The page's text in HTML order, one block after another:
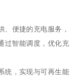
、便捷的充电服务，
过智能调度，优化充
统，实现与可再生能